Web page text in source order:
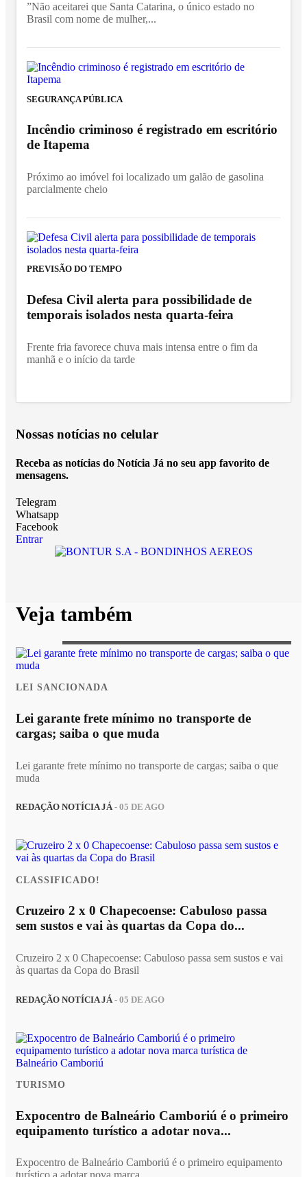
”Não aceitarei que Santa Catarina, o único estado no
Brasil com nome de mulher,...
SEGURANÇA PÚBLICA
Incêndio criminoso é registrado em escritório
de Itapema
Próximo ao imóvel foi localizado um galão de gasolina
parcialmente cheio
PREVISÃO DO TEMPO
Defesa Civil alerta para possibilidade de
temporais isolados nesta quarta-feira
Frente fria favorece chuva mais intensa entre o fim da
manhã e o início da tarde
Nossas notícias no celular
Receba as notícias do Notícia Já no seu app favorito de
mensagens.
Telegram
Whatsapp
Facebook
Entrar
Veja também
LEI SANCIONADA
Lei garante frete mínimo no transporte de
cargas; saiba o que muda
Lei garante frete mínimo no transporte de cargas; saiba o que
muda
REDAÇÃO NOTÍCIA JÁ- 05 DE AGO
CLASSIFICADO!
Cruzeiro 2 x 0 Chapecoense: Cabuloso passa
sem sustos e vai às quartas da Copa do...
Cruzeiro 2 x 0 Chapecoense: Cabuloso passa sem sustos e vai
às quartas da Copa do Brasil
REDAÇÃO NOTÍCIA JÁ - 05 DE AGO
TURISMO
Expocentro de Balneário Camboriú é o primeiro
equipamento turístico a adotar nova...
Expocentro de Balneário Camboriú é o primeiro equipamento